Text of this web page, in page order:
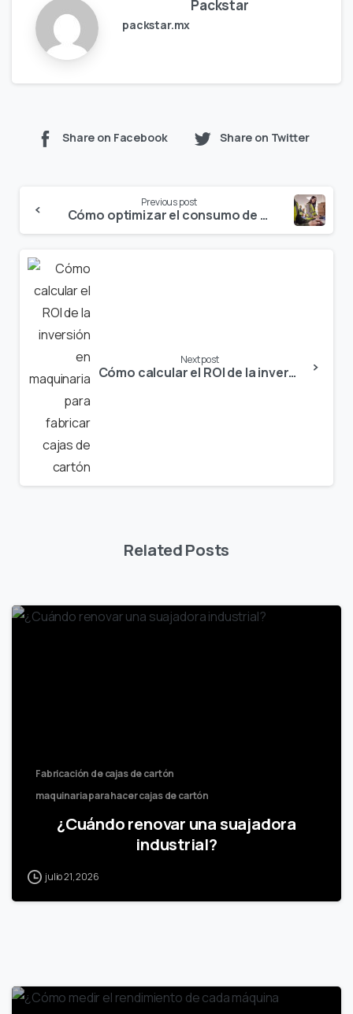
Packstar
packstar.mx
Share on Facebook Share on Twitter
Reading
Previous post
Cómo optimizar el consumo de energía de tus máquinas para fabricar cartón
Next post
Cómo calcular el ROI de la inversión en maquinaria para fabricar cajas de cartón
Related Posts
Fabricación de cajas de cartón
maquinaria para hacer cajas de cartón
¿Cuándo renovar una suajadora
industrial?
julio 21, 2026